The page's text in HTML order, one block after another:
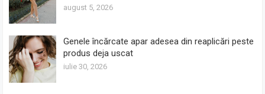
august 5, 2026
Genele încărcate apar adesea din reaplicări peste
produs deja uscat
iulie 30, 2026